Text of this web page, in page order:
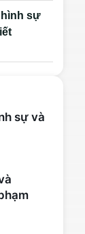
hình sự
sự và